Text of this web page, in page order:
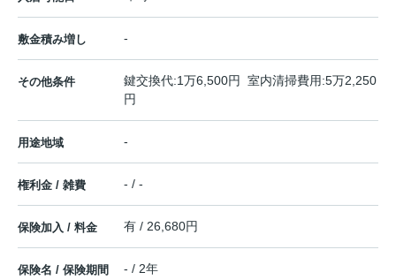
敷金積み増し -
その他条件
鍵交換代:1万6,500円 室内清掃費用:5万2,250
円
用途地域 -
権利金 / 雑費 - / -
保険加入 / 料金 有 / 26,680円
保険名 / 保険期間 - / 2年